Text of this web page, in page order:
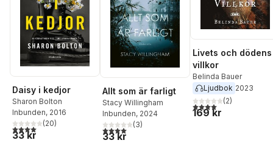
Daisy i kedjor
Sharon Bolton
Inbunden, 2016
4,0utav 5 stjärnor. Totalt antal röster:
(20)
33 kr
Allt som är farligt
Stacy Willingham
Inbunden, 2024
4,0utav 5 stjärnor. Totalt antal röster:
(3)
33 kr
Livets och dödens
villkor
Belinda Bauer
Ljudbok 2023
4,0utav 5 stjärnor.
(2)
169 kr